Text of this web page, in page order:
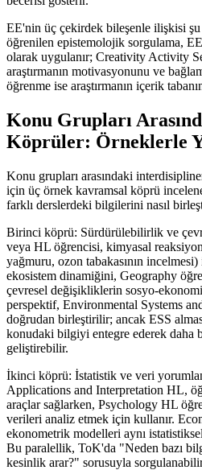
EE'nin üç çekirdek bileşenle ilişkisi
öğrenilen epistemolojik sorgulama,
olarak uygulanır; Creativity Activity
araştırmanın motivasyonunu ve
öğrenme ise araştırmanın içerik
Konu Grupları
Köprüler: Örneklerle
Konu grupları arasındaki
için üç örnek kavramsal köprü
farklı derslerdeki bilgilerini nasıl
Birinci köprü: Sürdürülebilirlik ve
veya HL öğrencisi, kimyasal
yağmuru, ozon tabakasının
ekosistem dinamiğini, Geography
çevresel değişikliklerin sosyo-
perspektif, Environmental Systems
doğrudan birleştirilir; ancak ESS
konudaki bilgiyi entegre ederek daha
geliştirebilir.
İkinci köprü: İstatistik ve veri
Applications and Interpretation HL,
araçlar sağlarken, Psychology HL
verileri analiz etmek için kullanır.
ekonometrik modelleri aynı
Bu paralellik, ToK'da "Neden bazı
kesinlik arar?" sorusuyla